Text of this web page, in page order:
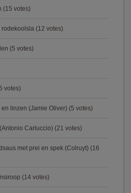
(15 votes)
rodekoolsla (12 votes)
(5 votes)
votes)
linzen (Jamie Oliver) (5 votes)
Carluccio) (21 votes)
met prei en spek (Colruyt) (16
(14 votes)